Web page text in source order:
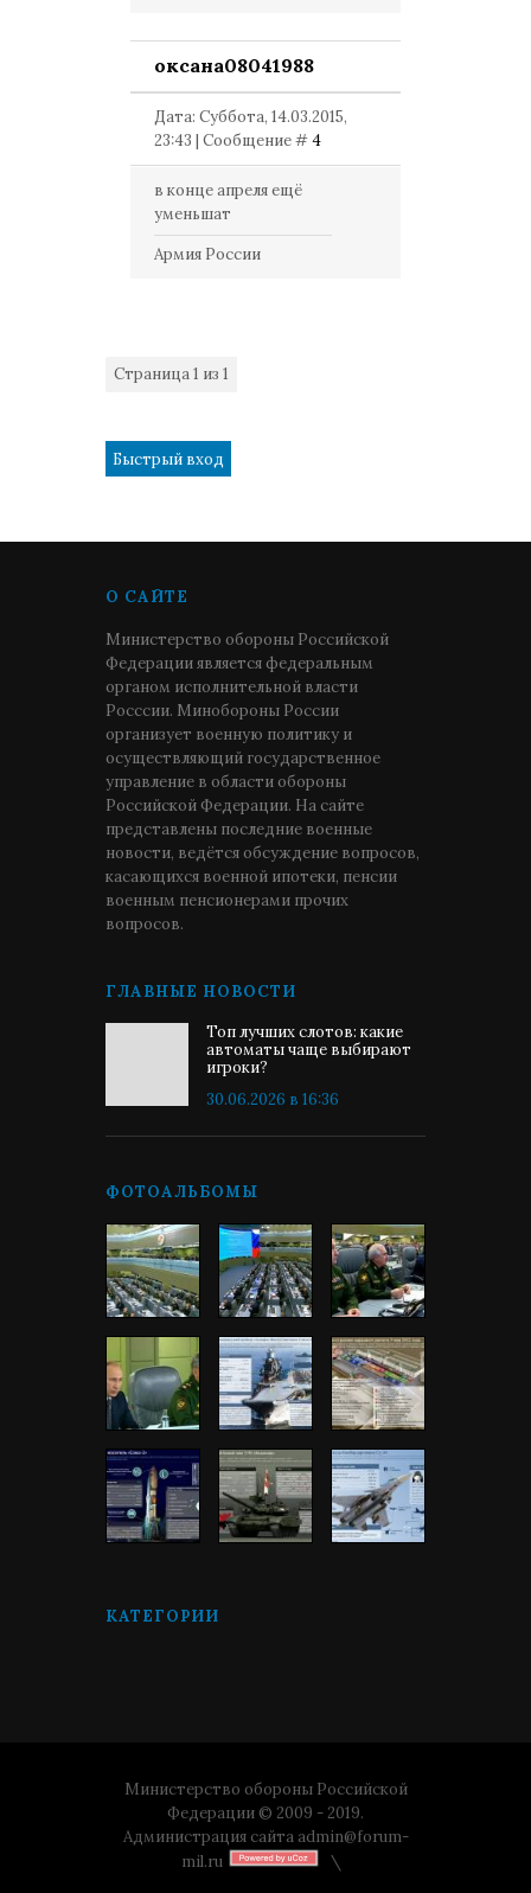
оксана08041988
Дата: Суббота, 14.03.2015,
23:43 | Сообщение #4
в конце апреля ещё
уменьшат
Армия России
Страница1 из 1
О САЙТЕ
Министерство обороны Российской
Федерации является федеральным
органом исполнительной власти
Росссии. Минобороны России
организует военную политику и
осуществляющий государственное
управление в области обороны
Российской Федерации. На сайте
представлены последние военные
новости, ведётся обсуждение вопросов,
касающихся военной ипотеки, пенсии
военным пенсионерами прочих
вопросов.
ГЛАВНЫЕ НОВОСТИ
Топ лучших слотов: какие
автоматы чаще выбирают
игроки?
30.06.2026 в 16:36
ФОТОАЛЬБОМЫ
КАТЕГОРИИ
Министерство обороны Российской
Федерации © 2009 - 2019.
Администрация сайта admin@forum-
mil.ru